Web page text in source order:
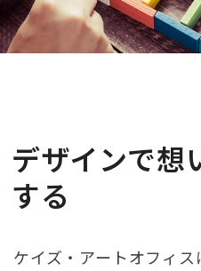
デザインで想
する
ケイズ・アートオフィ